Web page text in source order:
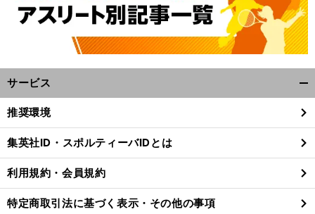
サービス
閉
る
推奨環境
集英社ID・スポルティーバIDとは
利用規約・会員規約
特定商取引法に基づく表示・その他の事項